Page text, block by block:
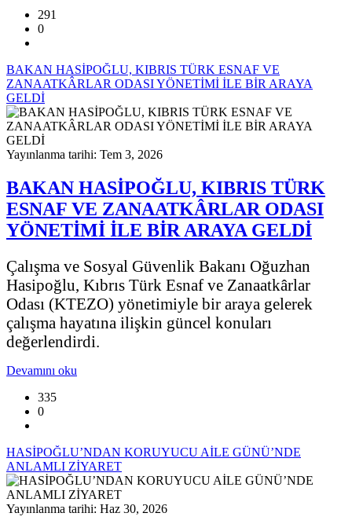
291
0
BAKAN HASİPOĞLU, KIBRIS TÜRK ESNAF VE
ZANAATKÂRLAR ODASI YÖNETİMİ İLE BİR ARAYA
GELDİ
Yayınlanma tarihi: Tem 3, 2026
BAKAN HASİPOĞLU, KIBRIS TÜRK
ESNAF VE ZANAATKÂRLAR ODASI
YÖNETİMİ İLE BİR ARAYA GELDİ
Çalışma ve Sosyal Güvenlik Bakanı Oğuzhan
Hasipoğlu, Kıbrıs Türk Esnaf ve Zanaatkârlar
Odası (KTEZO) yönetimiyle bir araya gelerek
çalışma hayatına ilişkin güncel konuları
değerlendirdi.
Devamını oku
335
0
HASİPOĞLU’NDAN KORUYUCU AİLE GÜNÜ’NDE
ANLAMLI ZİYARET
Yayınlanma tarihi: Haz 30, 2026